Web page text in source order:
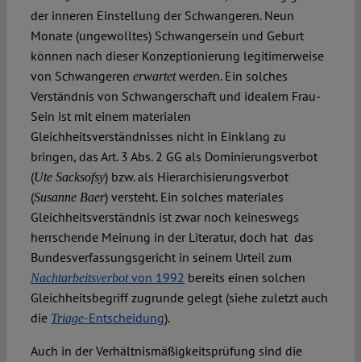
der inneren Einstellung der Schwangeren. Neun
Monate (ungewolltes) Schwangersein und Geburt
können nach dieser Konzeptionierung legitimerweise
von Schwangeren erwartetwerden. Ein solches
Verständnis von Schwangerschaft und idealem Frau-
Sein ist mit einem materialen
Gleichheitsverständnisses nicht in Einklang zu
bringen, das Art. 3 Abs. 2 GG als Dominierungsverbot
(Ute Sacksofsy) bzw. als Hierarchisierungsverbot
(Susanne Baer) versteht. Ein solches materiales
Gleichheitsverständnis ist zwar noch keineswegs
herrschende Meinung in der Literatur, doch hat das
Bundesverfassungsgericht in seinem Urteil zum
Nachtarbeitsverbotvon 1992 bereits einen solchen
Gleichheitsbegriff zugrunde gelegt (siehe zuletzt auch
die Triage-Entscheidung).
Auch in der Verhältnismäßigkeitsprüfung sind die